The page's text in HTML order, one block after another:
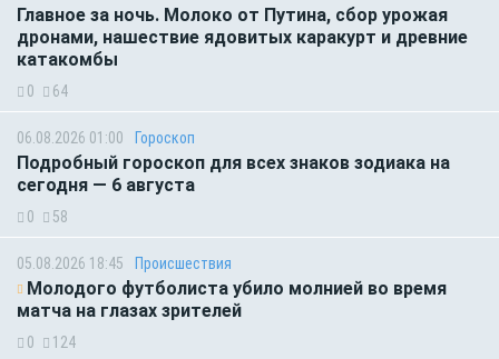
Главное за ночь. Молоко от Путина, сбор урожая
дронами, нашествие ядовитых каракурт и древние
катакомбы
0 64
06.08.2026 01:00 Гороскоп
Подробный гороскоп для всех знаков зодиака на
сегодня — 6 августа
0 58
05.08.2026 18:45 Происшествия
Молодого футболиста убило молнией во время
матча на глазах зрителей
0 124